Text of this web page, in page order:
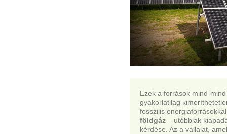
Ezek a források mind-
gyakorlatilag
fosszilis
földgáz – utóbbiak
kérdése. Az a vállalat,